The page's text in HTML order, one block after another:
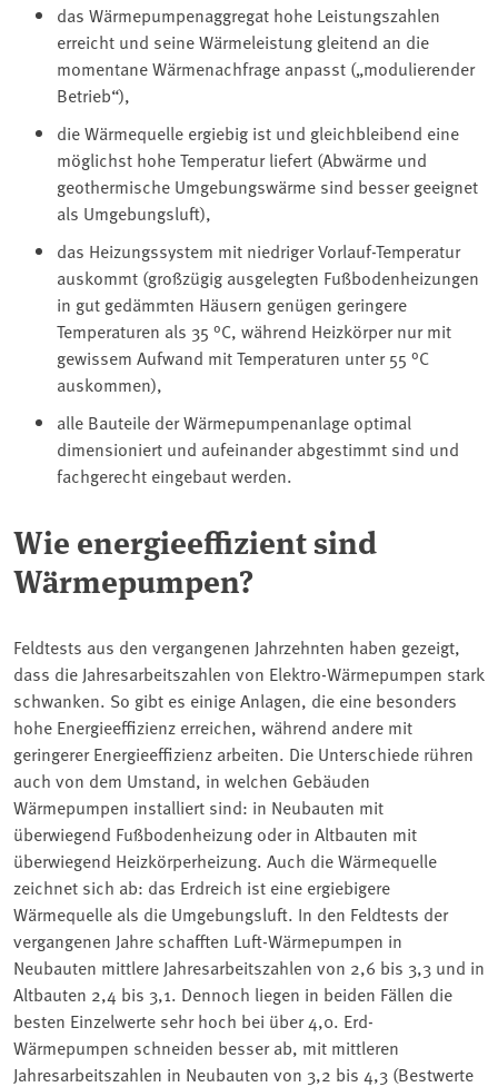
das Wärmepumpenaggregat hohe Leistungszahlen
erreicht und seine Wärmeleistung gleitend an die
momentane Wärmenachfrage anpasst („modulierender
Betrieb“),
die Wärmequelle ergiebig ist und gleichbleibend eine
möglichst hohe Temperatur liefert (Abwärme und
geothermische Umgebungswärme sind besser geeignet
als Umgebungsluft),
das Heizungssystem mit niedriger Vorlauf-Temperatur
auskommt (großzügig ausgelegten Fußbodenheizungen
in gut gedämmten Häusern genügen geringere
Temperaturen als 35 °C, während Heizkörper nur mit
gewissem Aufwand mit Temperaturen unter 55 °C
auskommen),
alle Bauteile der Wärmepumpenanlage optimal
dimensioniert und aufeinander abgestimmt sind und
fachgerecht eingebaut werden.
Wie energieeffizient sind
Wärmepumpen?
Feldtests aus den vergangenen Jahrzehnten haben gezeigt,
dass die Jahresarbeitszahlen von Elektro-Wärmepumpen stark
schwanken. So gibt es einige Anlagen, die eine besonders
hohe Energieeffizienz erreichen, während andere mit
geringerer Energieeffizienz arbeiten. Die Unterschiede rühren
auch von dem Umstand, in welchen Gebäuden
Wärmepumpen installiert sind: in Neubauten mit
überwiegend Fußbodenheizung oder in Altbauten mit
überwiegend Heizkörperheizung. Auch die Wärmequelle
zeichnet sich ab: das Erdreich ist eine ergiebigere
Wärmequelle als die Umgebungsluft. In den Feldtests der
vergangenen Jahre schafften Luft-Wärmepumpen in
Neubauten mittlere Jahresarbeitszahlen von 2,6 bis 3,3 und in
Altbauten 2,4 bis 3,1. Dennoch liegen in beiden Fällen die
besten Einzelwerte sehr hoch bei über 4,0. Erd-
Wärmepumpen schneiden besser ab, mit mittleren
Jahresarbeitszahlen in Neubauten von 3,2 bis 4,3 (Bestwerte